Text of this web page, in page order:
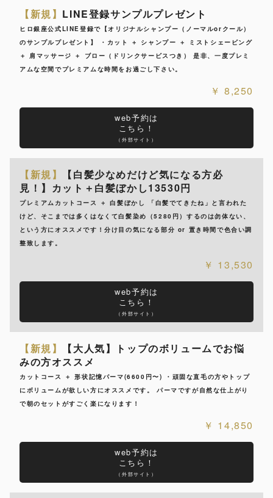
【新規】 LINE登録サンプルプレゼント
ヒロ銀座公式LINE登録で【オリジナルシャンプー（ノーマルorクール）
のサンプルプレゼント】 ・カット ＋ シャンプー ＋ ミストシェービング
＋ 肩マッサージ ＋ ブロー（ドリンクサービスつき） 是非、一度プレミ
アムな空間でプレミアムな時間をお過ごし下さい。
8,250
web予約は
こちら！
（外部サイト）
【新規】
【白髪少なめだけど気になる方必
見！】カット＋白髪ぼかし13530円
プレミアムカットコース ＋ 白髪ぼかし 「白髪でてきたね」と言われた
けど、そこまでは多くはなくて白髪染め（5280円）するのは勿体ない、
という方にオススメです！分け目の気になる部分 or 置き時間で色合い調
整致します。
13,530
web予約は
こちら！
（外部サイト）
【新規】
【大人気】トップのボリュームでお悩
みの方オススメ
カットコース ＋ 形状記憶パーマ(6600円〜) ・頑固な直毛の方やトップ
にボリュームが欲しい方にオススメです。 パーマですが自然な仕上がり
で朝のセットがすごく楽になります！
14,850
web予約は
こちら！
（外部サイト）